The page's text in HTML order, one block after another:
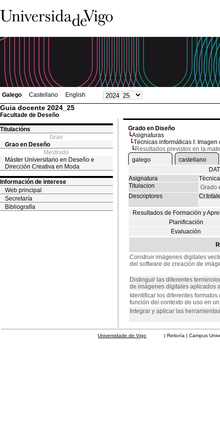
Galego Castellano English
Guia docente 2024_25
Facultade de Deseño
Titulacións
Grao
Grao en Deseño
Mestrado
Máster Universitario en Deseño e
Dirección Creativa en Moda
Información de interese
Web principal
Secretaría
Bibliografía
Grado en Diseño
Asignaturas
Técnicas informáticas I: Imagen
Resultados previstos en la
galego
castellano
Asignatura
Titulacion
Grado
Descriptores
Resultados de Formación y
Planificación
Evaluación
Construir imágenes digitales
del software de creación de
Distinguir las diferentes
de imágenes digitales aplicados
Identificar los diferentes
función del contexto de uso en
Integrar y aplicar las
Universidade de Vigo | Reitoría | Campus